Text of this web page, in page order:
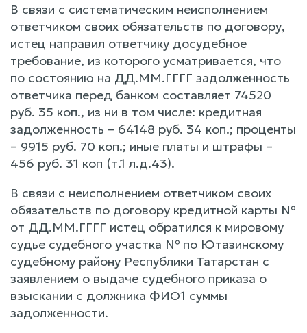
В связи с систематическим неисполнением
ответчиком своих обязательств по договору,
истец направил ответчику досудебное
требование, из которого усматривается, что
по состоянию на ДД.ММ.ГГГГ задолженность
ответчика перед банком составляет 74520
руб. 35 коп., из ни в том числе: кредитная
задолженность – 64148 руб. 34 коп.; проценты
– 9915 руб. 70 коп.; иные платы и штрафы –
456 руб. 31 коп (т.1 л.д.43).
В связи с неисполнением ответчиком своих
обязательств по договору кредитной карты №
от ДД.ММ.ГГГГ истец обратился к мировому
судье судебного участка № по Ютазинскому
судебному району Республики Татарстан с
заявлением о выдаче судебного приказа о
взыскании с должника ФИО1 суммы
задолженности.